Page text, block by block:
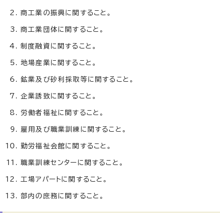
商工業の振興に関すること。
商工業団体に関すること。
制度融資に関すること。
地場産業に関すること。
鉱業及び砂利採取等に関すること。
企業誘致に関すること。
労働者福祉に関すること。
雇用及び職業訓練に関すること。
勤労福祉会館に関すること。
職業訓練センターに関すること。
工場アパートに関すること。
部内の庶務に関すること。